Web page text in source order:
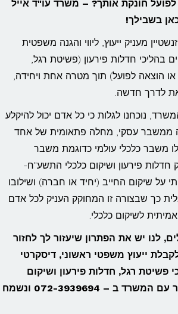
חונקת אותך? – משרד עו"ד אייל
בשבילך!
מעניק ייעוץ, ליווי והגנה משפטית
בהליכי חדלות פירעון (פשיטת רגל,
או הוצאה לפועל) תוך מטרה אחת ויחידה,
לדרך חדשה.
נוכחנו לגלות כי כל אדם יכול להיקלע
ממשבר עסקי, מחלה פתאומית של אחד
משבר כלכלי עולמי כדוגמת משבר
חדלות פירעון ושיקום כלכלי התשע"ח-
על שיקום החייב (יחיד או חברה) ושילובו
כך שבצורה זו המחוקק העניק לכל אדם
לשיקום כלכלי.
לנו יש את הפתרון שיעזור לך לחזור
ייעוץ משפטי ראשוני, דיסקרטי
פשיטת רגל, חדלות פירעון ושיקום
כלכלי, ניתן ליצור קשר עם המשרד ב – 072-3939694 ונשמח